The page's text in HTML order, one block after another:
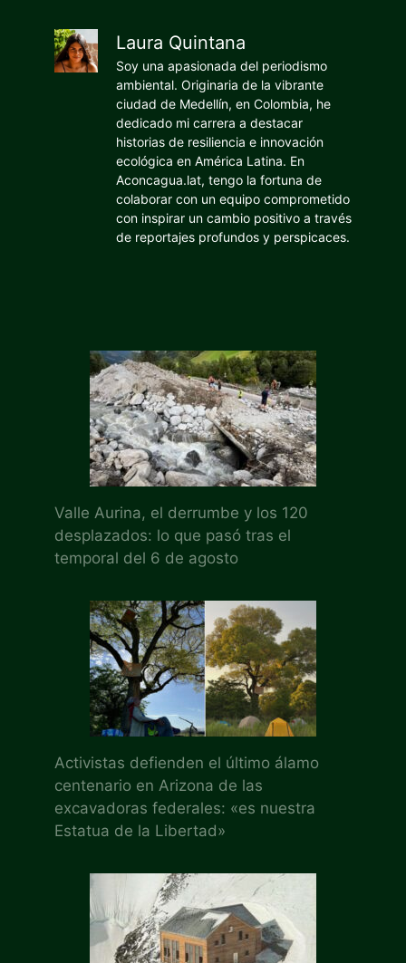
Laura Quintana
Soy una apasionada del periodismo
ambiental. Originaria de la vibrante
ciudad de Medellín, en Colombia, he
dedicado mi carrera a destacar
historias de resiliencia e innovación
ecológica en América Latina. En
Aconcagua.lat, tengo la fortuna de
colaborar con un equipo comprometido
con inspirar un cambio positivo a través
de reportajes profundos y perspicaces.
Valle Aurina, el derrumbe y los 120
desplazados: lo que pasó tras el
temporal del 6 de agosto
Activistas defienden el último álamo
centenario en Arizona de las
excavadoras federales: «es nuestra
Estatua de la Libertad»